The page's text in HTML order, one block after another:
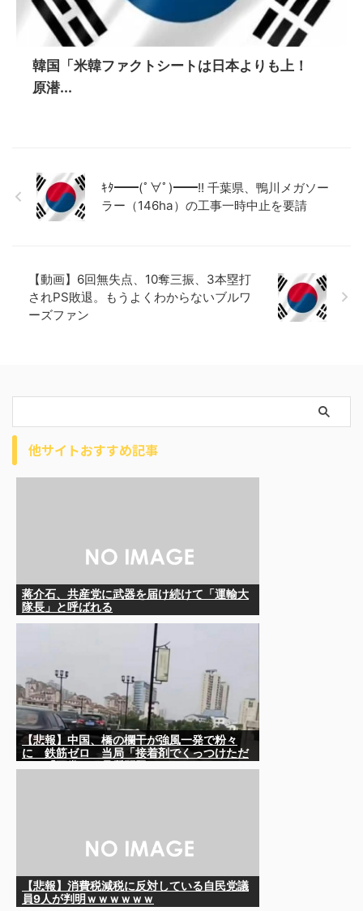
韓国「米韓ファクトシートは日本よりも上！
原潜...
ｷﾀ━━(ﾟ∀ﾟ)━━!! 千葉県、鴨川メガソー
ラー（146ha）の工事一時中止を要請
【動画】6回無失点、10奪三振、3本塁打
されPS敗退。もうよくわからないブルワ
ーズファン
他サイトおすすめ記事
蒋介石、共産党に武器を届け続けて「運輸大
隊長」と呼ばれる
【悲報】中国、橋の欄干が強風一発で粉々
に 鉄筋ゼロ 当局「接着剤でくっつけただ
【悲報】消費税減税に反対している自民党議
員9人が判明ｗｗｗｗｗｗ